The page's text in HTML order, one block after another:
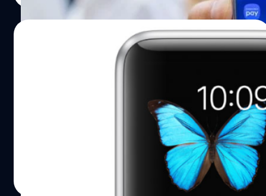
ยาวไป! วงในชี้ Apple จะยังไม่หันมาใช้จอ
นักวิเคราะห์สาย Apple ที่สาวกไอทีคุ้นชื่ออย่างดีอย่าง Ming-
Chi Kuo จากบริษัทลงทุน KGI ได้ออกมาทำนายว่า Apple จะ
ยังคงยึดมั่นที่จะใช้หน้าจอ LCD บนไอโฟนต่อไปอย่างน้อยก็อีก
3-4 ปี หลังจากมีข่าวลือว่าอาจปรับไปใช้ AMOLED เหมือนใน